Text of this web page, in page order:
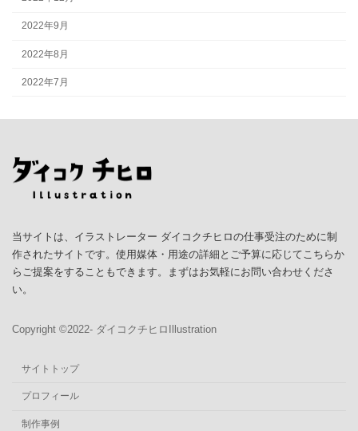
2022年9月
2022年8月
2022年7月
当サイトは、イラストレーター ダイコクチヒロの仕事受注のために制
作されたサイトです。使用媒体・用途の詳細とご予算に応じてこちらか
らご提案をすることもできます。まずはお気軽にお問い合わせくださ
い。
Copyright ©︎2022- ダイコクチヒロIllustration
サイトトップ
プロフィール
制作事例